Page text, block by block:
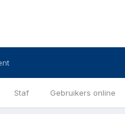
Staf Gebruikers online